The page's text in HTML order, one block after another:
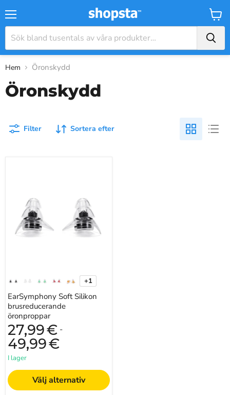
Hem Öronskydd
Öronskydd
Filter Sortera efter
öronproppar
Växla
+1
EarSymphony Soft Silikon
brusreducerande
öronproppar
27,99€ -
49,99€
I lager
Välj alternativ